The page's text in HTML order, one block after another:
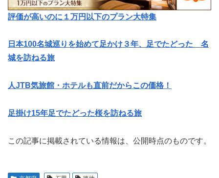
評価が高いのに１万円以下のプラン大特集
日本100名城巡りを始めて足かけ３年、足でたどった 名
城を訪ねる旅
人JTB気旅館・ホテルも直前だからこの価格！
足掛け15年足でたどった桜を訪ねる旅
この記事に掲載されている情報は、公開時点のものです。